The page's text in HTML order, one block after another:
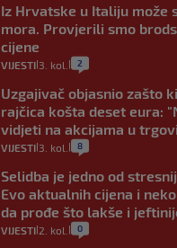
Iz Hrvatske u Italiju može
mora. Provjerili smo
cijene
VIJESTI 3. kol. 2
Uzgajivač objasnio zašto
rajčica košta deset eura:
vidjeti na akcijama u
VIJESTI 3. kol. 8
Selidba je jedno od
Evo aktualnih cijena i
da prođe što lakše i
VIJESTI 2. kol. 0